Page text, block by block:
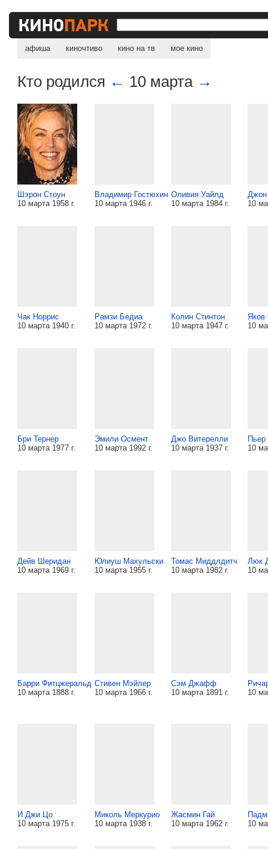
афиша киночтиво кино на тв мое кино
Кто родился ← 10 марта →
Шэрон Стоун
10 марта 1958 г.
Владимир Гостюхин
10 марта 1946 г.
Оливия Уайлд
10 марта 1984 г.
10
Чак Норрис
10 марта 1940 г.
Рамзи Бедиа
10 марта 1972 г.
Колин Стинтон
10 марта 1947 г.
Яков
10
Бри Тернер
10 марта 1977 г.
Эмили Осмент
10 марта 1992 г.
Джо Витерелли
10 марта 1937 г.
10
Дейв Шеридан
10 марта 1969 г.
Юлиуш Махульски
10 марта 1955 г.
Томас Миддлдитч
10 марта 1982 г.
Люк
10
Барри Фитцжеральд
10 марта 1888 г.
Стивен Мэйлер
10 марта 1966 г.
Сэм Джафф
10 марта 1891 г.
10
И Джи Цо
10 марта 1975 г.
Миколь Меркурио
10 марта 1938 г.
Жасмин Гай
10 марта 1962 г.
10